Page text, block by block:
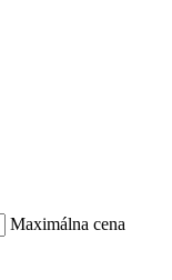
Maximálna cena